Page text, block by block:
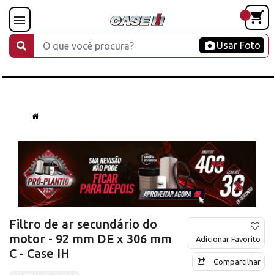
Usar Foto
Filtro de ar secundário do
motor - 92 mm DE x 306 mm
C - Case IH
Adicionar Favorito
Compartilhar